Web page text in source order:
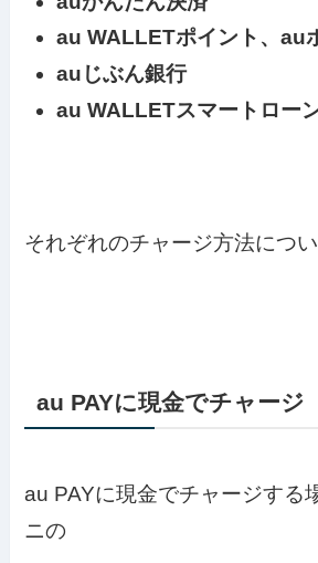
au WALLETポイント、au
auじぶん銀行
au WALLETスマートロー
それぞれのチャージ方法につ
au PAYに現金でチャージ
au PAYに現金でチャージする
ニの